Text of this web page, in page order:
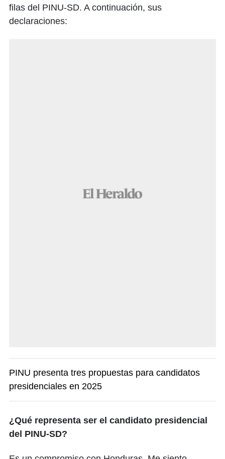
filas del PINU-SD. A continuación, sus
declaraciones:
PINU presenta tres propuestas para candidatos
presidenciales en 2025
¿Qué representa ser el candidato presidencial
del PINU-SD?